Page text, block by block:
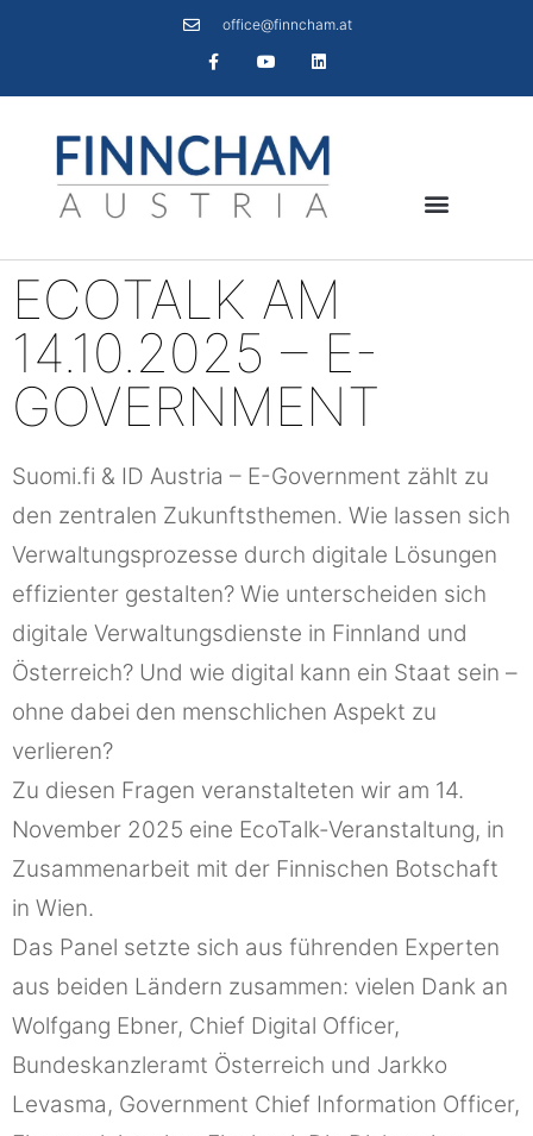
office@finncham.at
ECOTALK AM
14.10.2025 – E-
GOVERNMENT
Suomi.fi & ID Austria – E-Government zählt zu
den zentralen Zukunftsthemen. Wie lassen sich
Verwaltungsprozesse durch digitale Lösungen
effizienter gestalten? Wie unterscheiden sich
digitale Verwaltungsdienste in Finnland und
Österreich? Und wie digital kann ein Staat sein –
ohne dabei den menschlichen Aspekt zu
verlieren?
Zu diesen Fragen veranstalteten wir am 14.
November 2025 eine EcoTalk-Veranstaltung, in
Zusammenarbeit mit der Finnischen Botschaft
in Wien.
Das Panel setzte sich aus führenden Experten
aus beiden Ländern zusammen: vielen Dank an
Wolfgang Ebner, Chief Digital Officer,
Bundeskanzleramt Österreich und Jarkko
Levasma, Government Chief Information Officer,